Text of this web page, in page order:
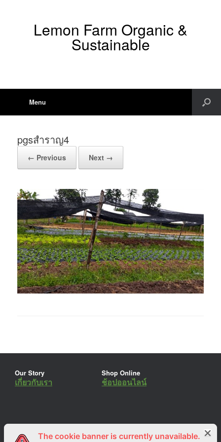
Lemon Farm Organic &
Sustainable
Menu
pgsสำราญ4
← Previous Next →
Our Story
เกี่ยวกับเรา
Shop Online
ช้อปออนไลน์
ร่วมงานกับเรา Lemon Farm Cafe
The cookie banner is currently unavailable.